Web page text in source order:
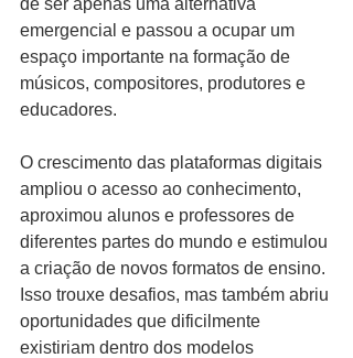
de ser apenas uma alternativa
emergencial e passou a ocupar um
espaço importante na formação de
músicos, compositores, produtores e
educadores.
O crescimento das plataformas digitais
ampliou o acesso ao conhecimento,
aproximou alunos e professores de
diferentes partes do mundo e estimulou
a criação de novos formatos de ensino.
Isso trouxe desafios, mas também abriu
oportunidades que dificilmente
existiriam dentro dos modelos